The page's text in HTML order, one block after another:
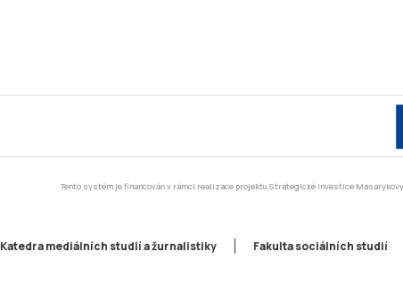
Tento systém je financován v rámci realizace projektu Strategické investice
Katedra mediálních studií a žurnalistiky Fakulta sociálních studií